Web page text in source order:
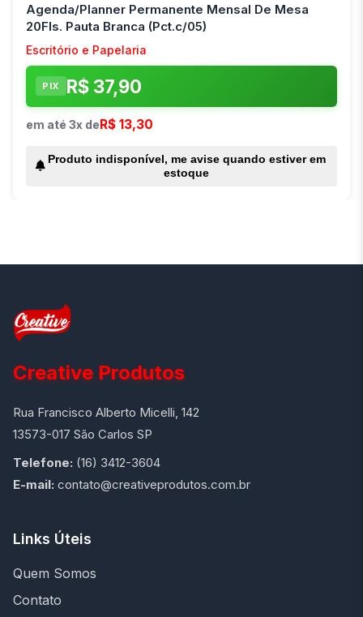
Agenda/Planner Permanente Mensal De Mesa
20Fls. Pauta Branca (Pct.c/05)
Escritório e Papelaria
PIX R$ 37,90
em até 3x deR$ 13,30
Produto indisponível, me avise quando estiver em
estoque
Creative Produtos
Rua Francisco Alberto Micelli, 142
13573-017 São Carlos SP
Telefone: (16) 3412-3604
E-mail: contato@creativeprodutos.com.br
Links Úteis
Quem Somos
Contato